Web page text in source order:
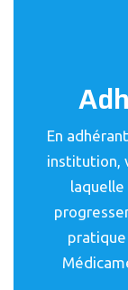
En
institution,